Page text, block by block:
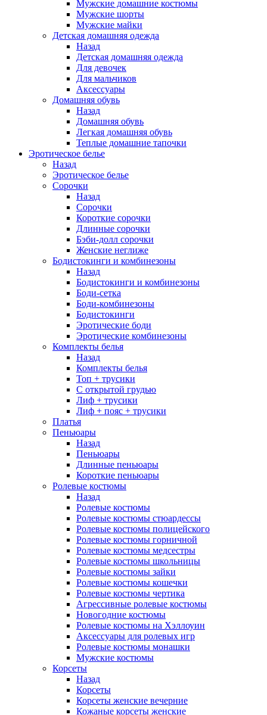
Мужские домашние костюмы
Мужские шорты
Мужские майки
Детская домашняя одежда
Назад
Детская домашняя одежда
Для девочек
Для мальчиков
Аксессуары
Домашняя обувь
Назад
Домашняя обувь
Легкая домашняя обувь
Теплые домашние тапочки
Эротическое белье
Назад
Эротическое белье
Сорочки
Назад
Сорочки
Короткие сорочки
Длинные сорочки
Бэби-долл сорочки
Женские неглиже
Бодистокинги и комбинезоны
Назад
Бодистокинги и комбинезоны
Боди-сетка
Боди-комбинезоны
Бодистокинги
Эротические боди
Эротические комбинезоны
Комплекты белья
Назад
Комплекты белья
Топ + трусики
С открытой грудью
Лиф + трусики
Лиф + пояс + трусики
Платья
Пеньюары
Назад
Пеньюары
Длинные пеньюары
Короткие пеньюары
Ролевые костюмы
Назад
Ролевые костюмы
Ролевые костюмы стюардессы
Ролевые костюмы полицейского
Ролевые костюмы горничной
Ролевые костюмы медсестры
Ролевые костюмы школьницы
Ролевые костюмы зайки
Ролевые костюмы кошечки
Ролевые костюмы чертика
Агрессивные ролевые костюмы
Новогодние костюмы
Ролевые костюмы на Хэллоуин
Аксессуары для ролевых игр
Ролевые костюмы монашки
Мужские костюмы
Корсеты
Назад
Корсеты
Корсеты женские вечерние
Кожаные корсеты женские